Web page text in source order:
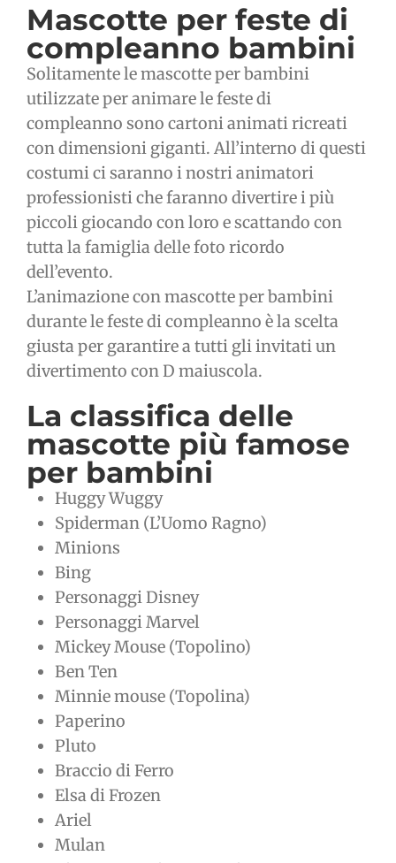
Mascotte per feste di
compleanno bambini
Solitamente le mascotte per bambini
utilizzate per animare le feste di
compleanno sono cartoni animati ricreati
con dimensioni giganti. All’interno di questi
costumi ci saranno i nostri animatori
professionisti che faranno divertire i più
piccoli giocando con loro e scattando con
tutta la famiglia delle foto ricordo
dell’evento.
L’animazione con mascotte per bambini
durante le feste di compleanno è la scelta
giusta per garantire a tutti gli invitati un
divertimento con D maiuscola.
La classifica delle
mascotte più famose
per bambini
Huggy Wuggy
Spiderman (L’Uomo Ragno)
Minions
Bing
Personaggi Disney
Personaggi Marvel
Mickey Mouse (Topolino)
Ben Ten
Minnie mouse (Topolina)
Paperino
Pluto
Braccio di Ferro
Elsa di Frozen
Ariel
Mulan